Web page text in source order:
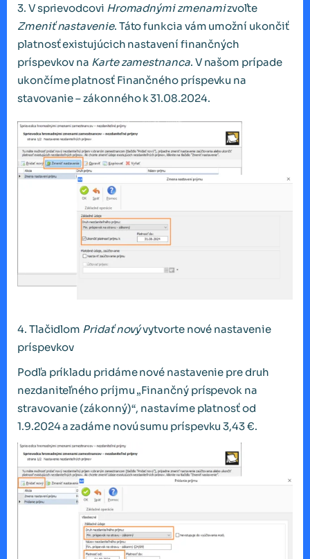
3. V sprievodcovi Hromadnými zmenamizvoľte
Zmeniť nastavenie. Táto funkcia vám umožní ukončiť
platnosť existujúcich nastavení finančných
príspevkov na Karte zamestnanca. V našom prípade
ukončíme platnosť Finančného príspevku na
stavovanie – zákonného k 31.08.2024.
4. Tlačidlom Pridať novývytvorte nové nastavenie
príspevkov
Podľa príkladu pridáme nové nastavenie pre druh
nezdaniteľného príjmu „Finančný príspevok na
stravovanie (zákonný)“, nastavíme platnosť od
1.9.2024 a zadáme novú sumu príspevku 3,43 €.